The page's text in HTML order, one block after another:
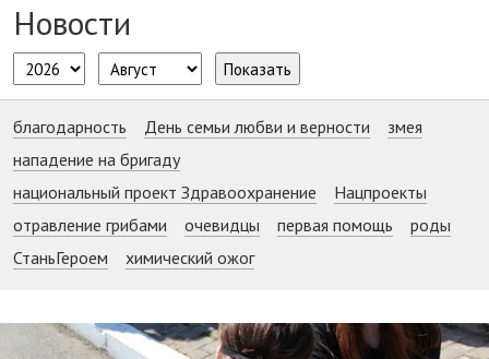
Новости
Показать
благодарность День семьи любви и верности
змея
нападение на бригаду
национальный проект Здравоохранение
Нацпроекты
отравление грибами
очевидцы первая помощь
роды
СтаньГероем
химический ожог